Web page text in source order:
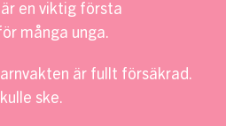
en viktig första
många unga.
är fullt försäkrad.
ske.